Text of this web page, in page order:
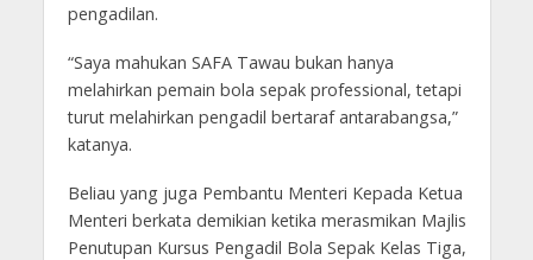
pengadilan.
“Saya mahukan SAFA Tawau bukan hanya
melahirkan pemain bola sepak professional, tetapi
turut melahirkan pengadil bertaraf antarabangsa,”
katanya.
Beliau yang juga Pembantu Menteri Kepada Ketua
Menteri berkata demikian ketika merasmikan Majlis
Penutupan Kursus Pengadil Bola Sepak Kelas Tiga,